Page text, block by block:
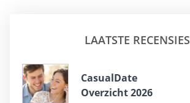
LAATSTE RECENSIES
CasualDate
Overzicht 2026